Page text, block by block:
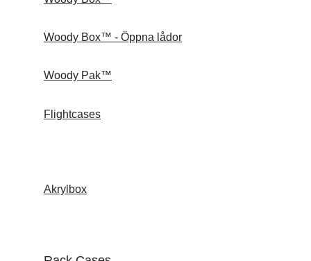
Woody Box™ - Öppna lådor
Woody Pak™
Flightcases
Akrylbox